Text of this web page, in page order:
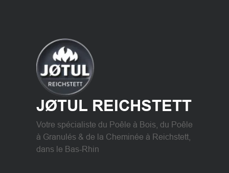
JØTUL REICHSTETT
Votre spécialiste du Poêle à Bois, du Poêle
à Granulés & de la Cheminée à Reichstett,
dans le Bas-Rhin